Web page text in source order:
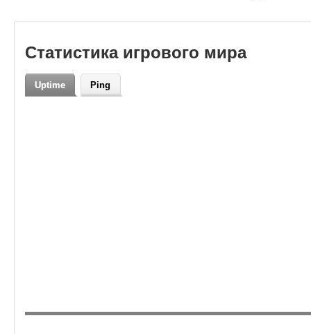
Теги mu mu0.97 se...
Статистика игрового мира
Uptime Ping